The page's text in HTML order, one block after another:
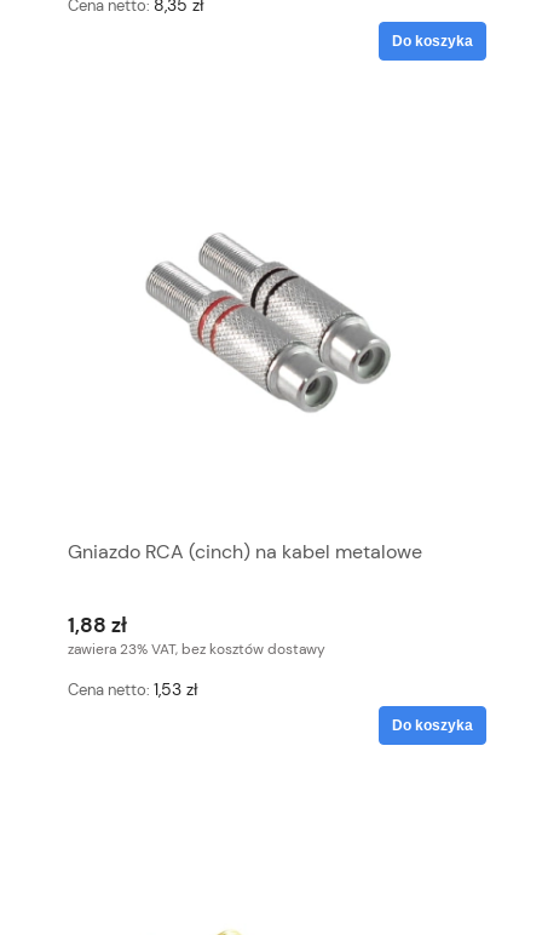
Cena netto: 8,35 zł
Do koszyka
Gniazdo RCA (cinch) na kabel metalowe
1,88 zł
zawiera 23% VAT, bez kosztów dostawy
Cena netto: 1,53 zł
Do koszyka